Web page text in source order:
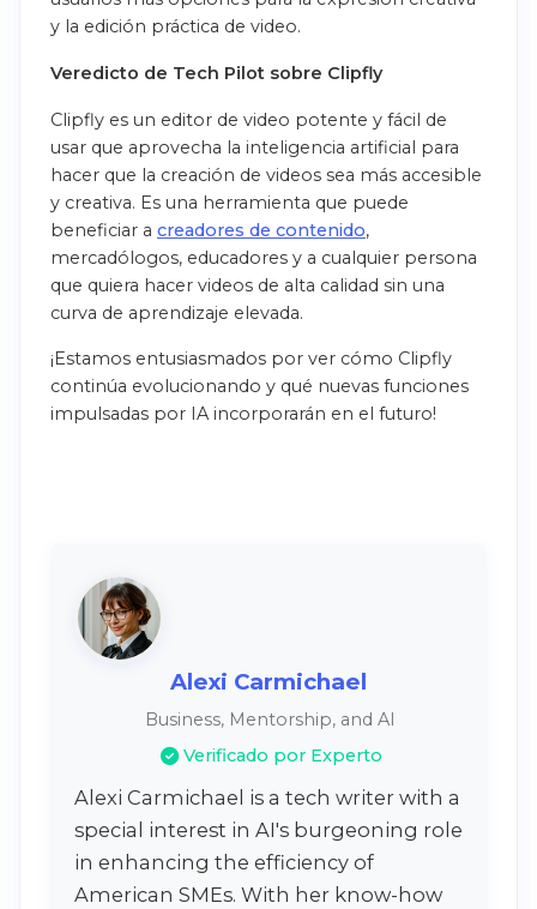
y la edición práctica de video.
Veredicto de Tech Pilot sobre Clipfly
Clipfly es un editor de video potente y fácil de
usar que aprovecha la inteligencia artificial para
hacer que la creación de videos sea más accesible
y creativa. Es una herramienta que puede
beneficiar a creadores de contenido,
mercadólogos, educadores y a cualquier persona
que quiera hacer videos de alta calidad sin una
curva de aprendizaje elevada.
¡Estamos entusiasmados por ver cómo Clipfly
continúa evolucionando y qué nuevas funciones
impulsadas por IA incorporarán en el futuro!
Alexi Carmichael
Business, Mentorship, and AI
Verificado por Experto
Alexi Carmichael is a tech writer with a
special interest in AI's burgeoning role
in enhancing the efficiency of
American SMEs. With her know-how